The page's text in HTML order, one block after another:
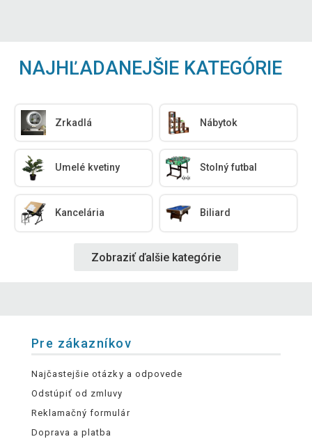
NAJHĽADANEJŠIE KATEGÓRIE
Zrkadlá Nábytok
Umelé kvetiny Stolný futbal
Kancelária Biliard
Zobraziť ďalšie kategórie
Pre zákazníkov
Najčastejšie otázky a odpovede
Odstúpiť od zmluvy
Reklamačný formulár
Doprava a platba